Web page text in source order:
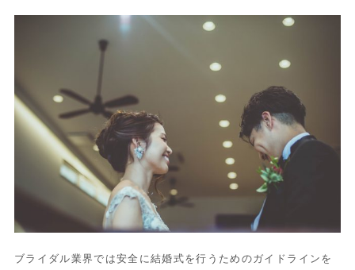
ブライダル業界では安全に結婚式を行うためのガイドラインを